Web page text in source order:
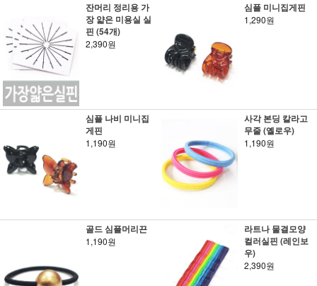
잔머리 정리용 가
장 얇은 미용실 실
핀 (54개)
2,390원
심플 미니집게핀
1,290원
심플 나비 미니집
게핀
1,190원
사각 본딩 칼라고
무줄 (옐로우)
1,190원
골드 심플머리끈
1,190원
라트나 물결모양
컬러실핀 (레인보
우)
2,390원